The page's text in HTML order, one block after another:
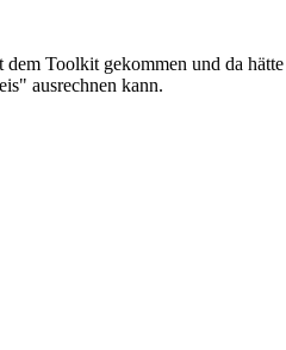
Toolkit gekommen und da
ausrechnen kann.